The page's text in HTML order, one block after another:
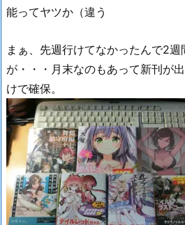
能ってヤツか（違う
まぁ、先週行けてなかったんで2
が・・・月末なのもあって新刊が
けで確保。